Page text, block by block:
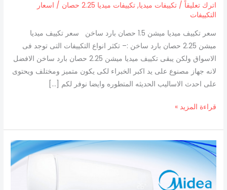
اترك تعليقاً /تكييفات ميديا,تكييفات ميديا 2.25 حصان / اسعار
التكييفات
سعر تكييف ميديا ميشن 1.5 حصان بارد ساخن سعر تكييف ميديا
ميشن 2.25 حصان بارد ساخن :– تكثر انواع التكييفات التى توجد فى
الاسواق ولكن يبقى تكييف ميديا ميشن 2.25 حصان بارد ساخن الافضل
لانه جهاز مصنوع على يد اكبر الخبراء لكى يكون متميز ومختلف ويحتوى
على احدث الاساليب الحديثه المتطوره وايضا نوفر لكم […]
قراءة المزيد »
سعر
تكييف
ميديا
ميشن